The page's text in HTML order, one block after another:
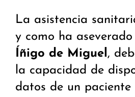
La asistencia
y como ha aseverado
Íñigo de Miguel,
la capacidad de
datos de un paciente